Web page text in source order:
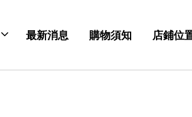
最新消息 購物須知 店鋪位